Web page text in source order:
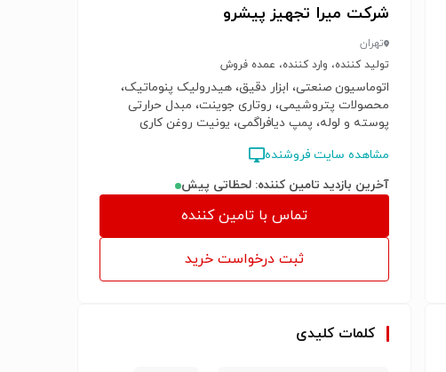
شرکت میرا تجهیز پیشرو
تهران
تولید کننده، وارد کننده، عمده فروش
اتوماسیون صنعتی، ابزار دقیق، هیدرولیک پنوماتیک،
محصولات پتروشیمی، روتاری جوینت، مبدل حرارتی
پوسته و لوله، پمپ دیافراگمی، یونیت روغن کاری
مشاهده سایت فروشنده
آخرین بازدید تامین کننده: لحظاتی پیش
تماس با تامین کننده
ثبت درخواست خرید
کلمات کلیدی